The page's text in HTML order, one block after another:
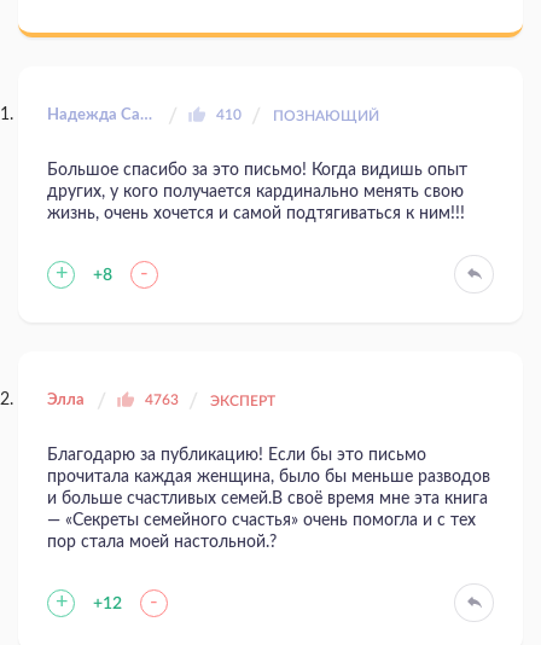
Надежда Сазанова 410 ПОЗНАЮЩИЙ
Большое спасибо за это письмо! Когда видишь опыт
других, у кого получается кардинально менять свою
жизнь, очень хочется и самой подтягиваться к ним!!!
+ +8 -
Элла 4763 ЭКСПЕРТ
Благодарю за публикацию! Если бы это письмо
прочитала каждая женщина, было бы меньше разводов
и больше счастливых семей.В своё время мне эта книга
— «Секреты семейного счастья» очень помогла и с тех
пор стала моей настольной.?
+ +12 -